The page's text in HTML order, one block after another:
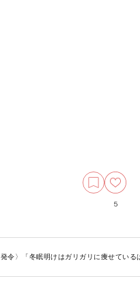
5
発令〉「冬眠明けはガリガリに痩せて